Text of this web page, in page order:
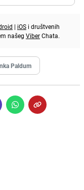
| iOS i društvenih
našeg ViberChata.
Paldum